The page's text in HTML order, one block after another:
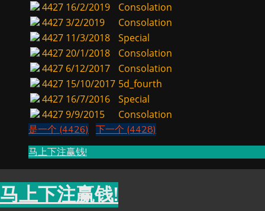
4427 16/2/2019
Consolation
44273/2/2019
Consolation
4427 11/3/2018
Special
442720/1/2018
Consolation
4427 6/12/2017
Consolation
4427 15/10/2017 5d_fourth
4427 16/7/2016
Special
44279/9/2015
Consolation
是一个 (4426)
下一个 (4428)
马上下注赢钱!
马上下注赢钱!